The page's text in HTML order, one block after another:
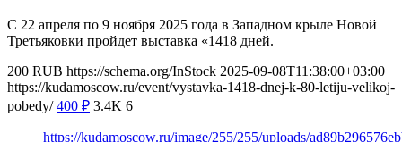
С 22 апреля по 9 ноября 2025 года в Западном крыле Новой
Третьяковки пройдет выставка «1418 дней.
200 RUB https://schema.org/InStock 2025-09-08T11:38:00+03:00
https://kudamoscow.ru/event/vystavka-1418-dnej-k-80-letiju-velikoj-
pobedy/ 400 ₽ 3.4K 6
https://kudamoscow.ru/image/255/255/uploads/